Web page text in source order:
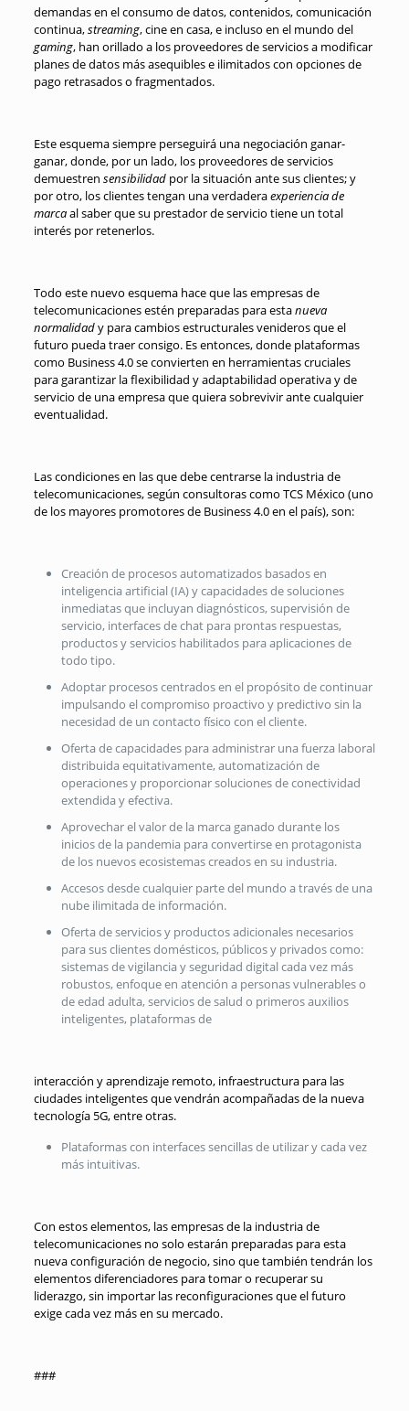
demandas en el consumo de datos, contenidos, comunicación
continua,streaming, cine en casa, e incluso en el mundo del
gaming, han orillado a los proveedores de servicios a modificar
planes de datos más asequibles e ilimitados con opciones de
pago retrasados o fragmentados.
Este esquema siempre perseguirá una negociación ganar-
ganar, donde, por un lado, los proveedores de servicios
demuestren sensibilidadpor la situación ante sus clientes; y
por otro, los clientes tengan una verdaderaexperiencia de
marcaal saber que su prestador de servicio tiene un total
interés por retenerlos.
Todo este nuevo esquema hace que las empresas de
telecomunicaciones estén preparadas para estanueva
normalidady para cambios estructurales venideros que el
futuro pueda traer consigo. Es entonces, donde plataformas
como Business 4.0 se convierten en herramientas cruciales
para garantizar la flexibilidad y adaptabilidad operativa y de
servicio de una empresa que quiera sobrevivir ante cualquier
eventualidad.
Las condiciones en las que debe centrarse la industria de
telecomunicaciones, según consultoras como TCS México (uno
de los mayores promotores de Business 4.0 en el país), son:
Creación de procesos automatizados basados en
inteligencia artificial (IA) y capacidades de soluciones
inmediatas que incluyan diagnósticos, supervisión de
servicio, interfaces de chat para prontas respuestas,
productos y servicios habilitados para aplicaciones de
todo tipo.
Adoptar procesos centrados en el propósito de continuar
impulsando el compromiso proactivo y predictivo sin la
necesidad de un contacto físico con el cliente.
Oferta de capacidades para administrar una fuerza laboral
distribuida equitativamente, automatización de
operaciones y proporcionar soluciones de conectividad
extendida y efectiva.
Aprovechar el valor de la marca ganado durante los
inicios de la pandemia para convertirse en protagonista
de los nuevos ecosistemas creados en su industria.
Accesos desde cualquier parte del mundo a través de una
nube ilimitada de información.
Oferta de servicios y productos adicionales necesarios
para sus clientes domésticos, públicos y privados como:
sistemas de vigilancia y seguridad digital cada vez más
robustos, enfoque en atención a personas vulnerables o
de edad adulta, servicios de salud o primeros auxilios
inteligentes, plataformas de
interacción y aprendizaje remoto, infraestructura para las
ciudades inteligentes que vendrán acompañadas de la nueva
tecnología 5G, entre otras.
Plataformas con interfaces sencillas de utilizar y cada vez
más intuitivas.
Con estos elementos, las empresas de la industria de
telecomunicaciones no solo estarán preparadas para esta
nueva configuración de negocio, sino que también tendrán los
elementos diferenciadores para tomar o recuperar su
liderazgo, sin importar las reconfiguraciones que el futuro
exige cada vez más en su mercado.
###